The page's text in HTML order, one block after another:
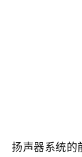
扬声器系统的